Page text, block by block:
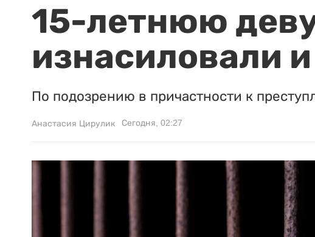
15-летнюю
изнасиловали
По подозрению в причастности к
Анастасия Цирулик Сегодня, 02:27